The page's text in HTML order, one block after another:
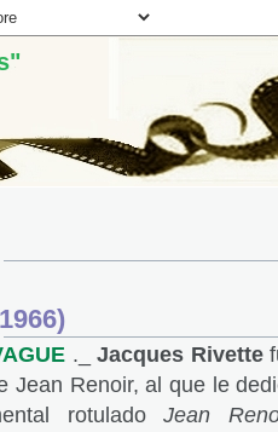
._Jacques Rivette
Jean Renoir, al que le
rotulado Jean